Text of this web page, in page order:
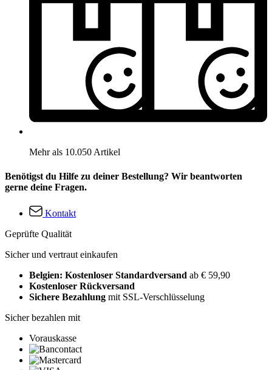
Mehr als 10.050 Artikel
Benötigst du Hilfe zu deiner Bestellung? Wir beantworten
gerne deine Fragen.
Kontakt
Geprüfte Qualität
Sicher und vertraut einkaufen
Belgien: Kostenloser Standardversand ab € 59,90
Kostenloser Rückversand
Sichere Bezahlung mit SSL-Verschlüsselung
Sicher bezahlen mit
Vorauskasse